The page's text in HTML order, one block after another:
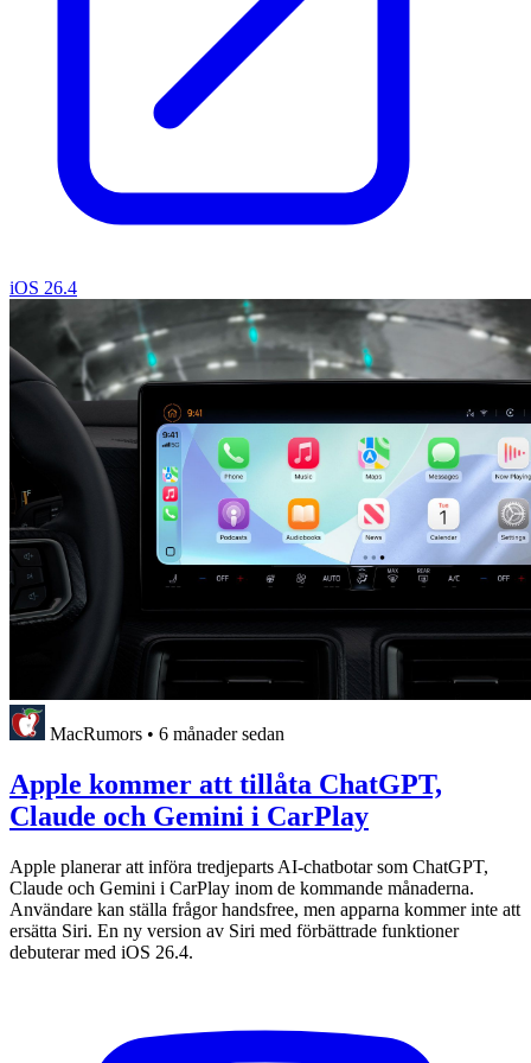
iOS 26.4
MacRumors • 6 månader sedan
Apple kommer att tillåta ChatGPT,
Claude och Gemini i CarPlay
Apple planerar att införa tredjeparts AI-chatbotar som ChatGPT,
Claude och Gemini i CarPlay inom de kommande månaderna.
Användare kan ställa frågor handsfree, men apparna kommer inte att
ersätta Siri. En ny version av Siri med förbättrade funktioner
debuterar med iOS 26.4.